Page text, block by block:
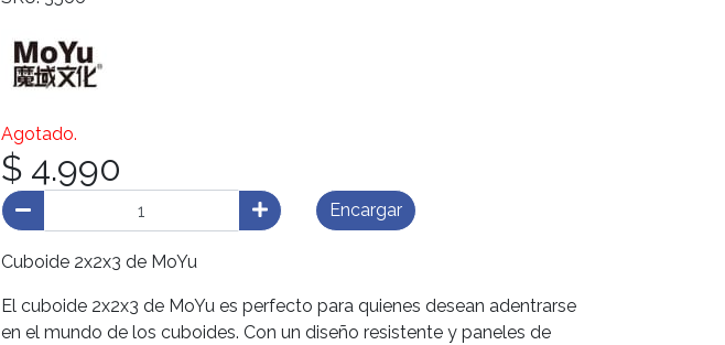
Agotado.
$ 4.990
Encargar
Cuboide 2x2x3 de MoYu
El cuboide 2x2x3 de MoYu es perfecto para quienes desean adentrarse
en el mundo de los cuboides. Con un diseño resistente y paneles de